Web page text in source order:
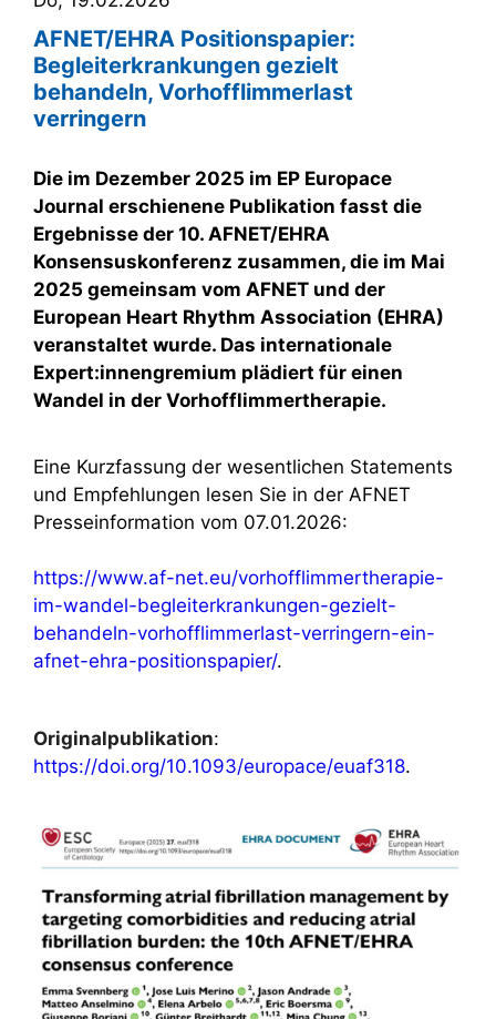
AFNET/EHRA Positionspapier:
Begleiterkrankungen gezielt
behandeln, Vorhofflimmerlast
verringern
Die im Dezember 2025 im EP Europace
Journal erschienene Publikation fasst die
Ergebnisse der 10. AFNET/EHRA
Konsensuskonferenz zusammen, die im Mai
2025 gemeinsam vom AFNET und der
European Heart Rhythm Association (EHRA)
veranstaltet wurde. Das internationale
Expert:innengremium plädiert für einen
Wandel in der Vorhofflimmertherapie.
Eine Kurzfassung der wesentlichen Statements
und Empfehlungen lesen Sie in der AFNET
Presseinformation vom 07.01.2026:
https://www.af-net.eu/vorhofflimmertherapie-
im-wandel-begleiterkrankungen-gezielt-
behandeln-vorhofflimmerlast-verringern-ein-
afnet-ehra-positionspapier/.
Originalpublikation:
https://doi.org/10.1093/europace/euaf318.